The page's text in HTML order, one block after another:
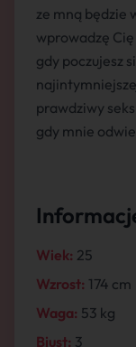
ze mną będzie
wprowadzę
gdy poczujesz
prawdziwy
gdy mnie
Wiek: 25
Wzrost: 174 cm
Waga: 53 kg
Biust: 3